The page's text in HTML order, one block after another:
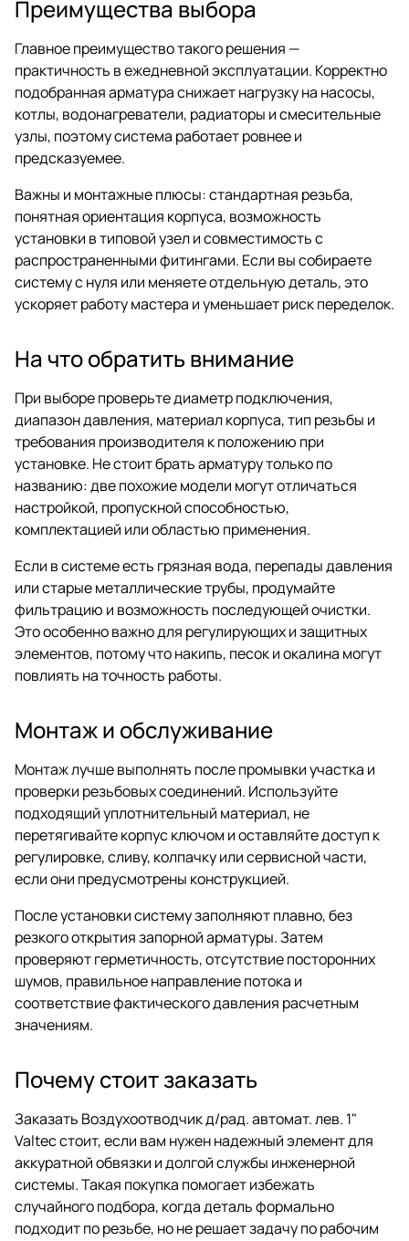
Преимущества выбора
Главное преимущество такого решения —
практичность в ежедневной эксплуатации. Корректно
подобранная арматура снижает нагрузку на насосы,
котлы, водонагреватели, радиаторы и смесительные
узлы, поэтому система работает ровнее и
предсказуемее.
Важны и монтажные плюсы: стандартная резьба,
понятная ориентация корпуса, возможность
установки в типовой узел и совместимость с
распространенными фитингами. Если вы собираете
систему с нуля или меняете отдельную деталь, это
ускоряет работу мастера и уменьшает риск переделок.
На что обратить внимание
При выборе проверьте диаметр подключения,
диапазон давления, материал корпуса, тип резьбы и
требования производителя к положению при
установке. Не стоит брать арматуру только по
названию: две похожие модели могут отличаться
настройкой, пропускной способностью,
комплектацией или областью применения.
Если в системе есть грязная вода, перепады давления
или старые металлические трубы, продумайте
фильтрацию и возможность последующей очистки.
Это особенно важно для регулирующих и защитных
элементов, потому что накипь, песок и окалина могут
повлиять на точность работы.
Монтаж и обслуживание
Монтаж лучше выполнять после промывки участка и
проверки резьбовых соединений. Используйте
подходящий уплотнительный материал, не
перетягивайте корпус ключом и оставляйте доступ к
регулировке, сливу, колпачку или сервисной части,
если они предусмотрены конструкцией.
После установки систему заполняют плавно, без
резкого открытия запорной арматуры. Затем
проверяют герметичность, отсутствие посторонних
шумов, правильное направление потока и
соответствие фактического давления расчетным
значениям.
Почему стоит заказать
Заказать Воздухоотводчик д/рад. автомат. лев. 1"
Valtec стоит, если вам нужен надежный элемент для
аккуратной обвязки и долгой службы инженерной
системы. Такая покупка помогает избежать
случайного подбора, когда деталь формально
подходит по резьбе, но не решает задачу по рабочим